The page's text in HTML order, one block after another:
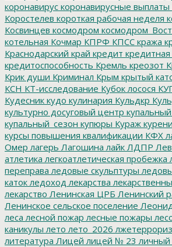
коронавирус коронавирусные выплаты
Коростелев короткая рабочая неделя
Косвинцев космодром
котельная Кочмар КПРФ КПСС кража
Краснодарский край кредит
кредитоспособность Кремль креозот
Крик души Криминал Крым крытый
КСН КТ-исследование Кубок лосося
Кудесник кудо кулинария Кульдкр
культурно досуговый центр
купальный_сезон купюры Кураж
курсы повышения квалификации КФХ
Омер лагерь Лагошина лайк ЛДПР
атлетика легкоатлетическая пробежка
переправа ледовые скульптуры
каток ледоход лекарства
лекарство Ленинская ЦРБ Ленинский
Ленинское сельское поселение
леса лесной пожар лесные пожары
каникулы лето лето_2026
литература Лицей лицей № 23